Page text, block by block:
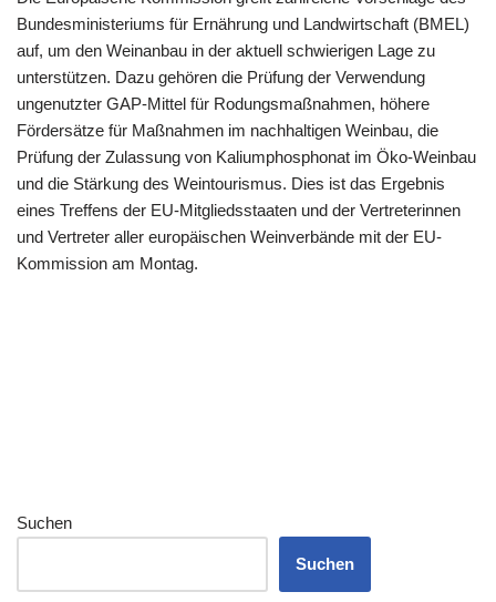
Bundesministeriums für Ernährung und Landwirtschaft (BMEL)
auf, um den Weinanbau in der aktuell schwierigen Lage zu
unterstützen. Dazu gehören die Prüfung der Verwendung
ungenutzter GAP-Mittel für Rodungsmaßnahmen, höhere
Fördersätze für Maßnahmen im nachhaltigen Weinbau, die
Prüfung der Zulassung von Kaliumphosphonat im Öko-Weinbau
und die Stärkung des Weintourismus. Dies ist das Ergebnis
eines Treffens der EU-Mitgliedsstaaten und der Vertreterinnen
und Vertreter aller europäischen Weinverbände mit der EU-
Kommission am Montag.
Suchen
Suchen